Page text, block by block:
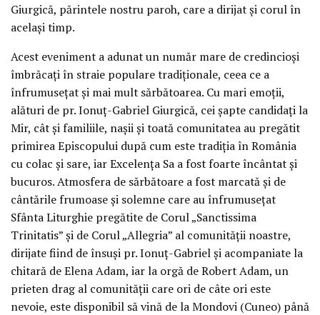
Giurgică, părintele nostru paroh, care a dirijat și corul în
același timp.
Acest eveniment a adunat un număr mare de credincioși
îmbrăcați în straie populare tradiționale, ceea ce a
înfrumusețat și mai mult sărbătoarea. Cu mari emoții,
alături de pr. Ionuț-Gabriel Giurgică, cei șapte candidați la
Mir, cât și familiile, nașii și toată comunitatea au pregătit
primirea Episcopului după cum este tradiția în România
cu colac și sare, iar Excelența Sa a fost foarte încântat și
bucuros. Atmosfera de sărbătoare a fost marcată și de
cântările frumoase și solemne care au înfrumusețat
Sfânta Liturghie pregătite de Corul „Sanctissima
Trinitatis” și de Corul „Allegria” al comunității noastre,
dirijate fiind de însuși pr. Ionuț-Gabriel și acompaniate la
chitară de Elena Adam, iar la orgă de Robert Adam, un
prieten drag al comunității care ori de câte ori este
nevoie, este disponibil să vină de la Mondovi (Cuneo) până